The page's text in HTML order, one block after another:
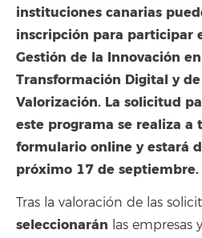
instituciones canarias
inscripción para participar
Gestión de la Innovación
Transformación Digital y
Valorización. La solicitud
este programa se realiza a
formulario online y estará
próximo 17 de septiembre.
Tras la valoración de las
seleccionarán las empresas